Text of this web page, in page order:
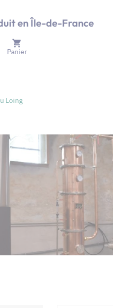
en Île-de-France
Panier
Loing